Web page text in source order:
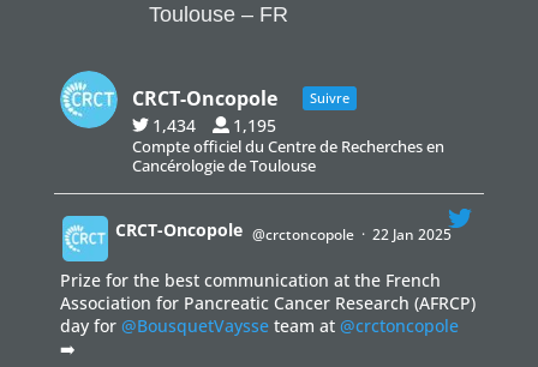
Toulouse – FR
CRCT-Oncopole Suivre
1,434 1,195
Compte officiel du Centre de Recherches en
Cancérologie de Toulouse
;
CRCT-Oncopole @crctoncopole · 22 Jan 2025
Prize for the best communication at the French
Association for Pancreatic Cancer Research (AFRCP)
day for @BousquetVaysseteam at @crctoncopole
➡️